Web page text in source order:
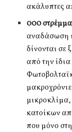
ακάλυπτες
000
αναδάσωση
δίνονται σε
από την
μικροκλίμα,
κατοίκων
που μόνο